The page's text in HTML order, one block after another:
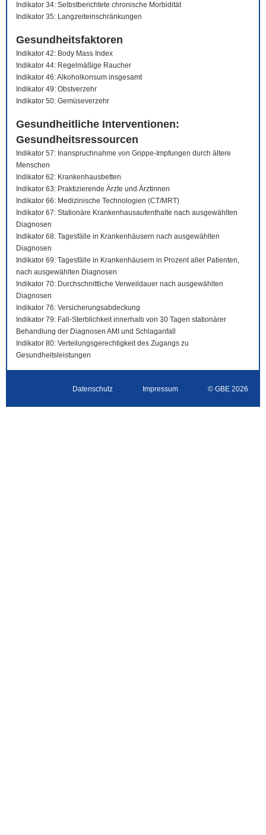
Indikator 34: Selbstberichtete chronische Morbidität
Indikator 35: Langzeiteinschränkungen
Gesundheitsfaktoren
Indikator 42: Body Mass Index
Indikator 44: Regelmäßige Raucher
Indikator 46: Alkoholkonsum insgesamt
Indikator 49: Obstverzehr
Indikator 50: Gemüseverzehr
Gesundheitliche Interventionen:
Gesundheitsressourcen
Indikator 57: Inanspruchnahme von Grippe-Impfungen durch ältere
Menschen
Indikator 62: Krankenhausbetten
Indikator 63: Praktizierende Ärzte und Ärztinnen
Indikator 66: Medizinische Technologien (CT/MRT)
Indikator 67: Stationäre Krankenhausaufenthalte nach ausgewählten
Diagnosen
Indikator 68: Tagesfälle in Krankenhäusern nach ausgewählten
Diagnosen
Indikator 69: Tagesfälle in Krankenhäusern in Prozent aller Patienten,
nach ausgewählten Diagnosen
Indikator 70: Durchschnittliche Verweildauer nach ausgewählten
Diagnosen
Indikator 76: Versicherungsabdeckung
Indikator 79: Fall-Sterblichkeit innerhalb von 30 Tagen stationärer
Behandlung der Diagnosen AMI und Schlaganfall
Indikator 80: Verteilungsgerechtigkeit des Zugangs zu
Gesundheitsleistungen
Datenschutz Impressum © GBE 2026